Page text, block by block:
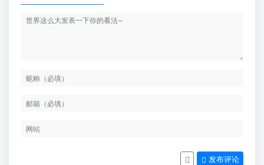
发布评论